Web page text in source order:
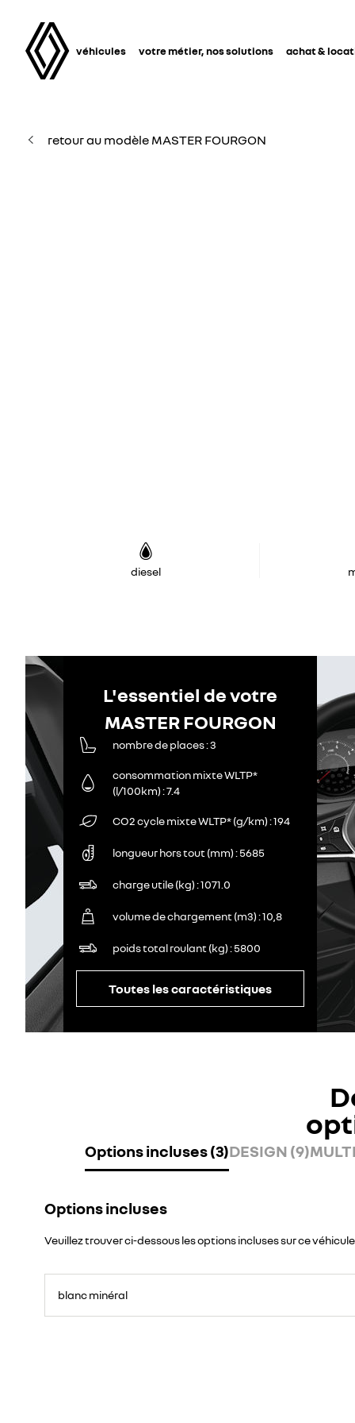
véhicules votre métier, nos solutions achat &
retour au modèle MASTER FOURGON
diesel
L'essentiel de votre
MASTER FOURGON
nombre de places 3
consommation mixte WLTP*
(l/100km) 7.4
CO2 cycle mixte WLTP* (g/km) 194
longueur hors tout (mm) 5685
charge utile (kg) 1071.0
volume de chargement (m3) 10,8
poids total roulant (kg) 5800
Toutes les caractéristiques
Options incluses (3)DESIGN (9)
Options incluses
Veuillez trouver ci-dessous les options incluses sur ce véhicule
blanc minéral